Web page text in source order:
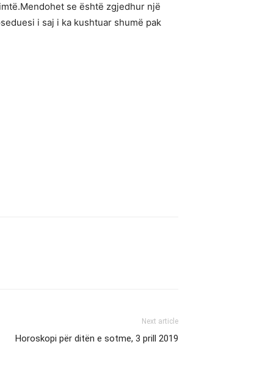
se është zgjedhur një
i saj i ka kushtuar shumë pak
Next article
Horoskopi për ditën e sotme, 3 prill 2019